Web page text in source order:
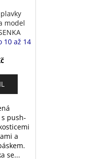
model
10 až 14
push-
a
se...